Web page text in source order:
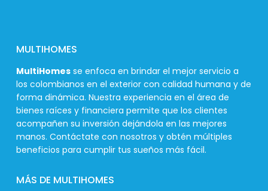
MULTIHOMES
MultiHomes se enfoca en brindar el mejor servicio a
los colombianos en el exterior con calidad humana y de
forma dinámica. Nuestra experiencia en el área de
bienes raíces y financiera permite que los clientes
acompañen su inversión dejándola en las mejores
manos. Contáctate con nosotros y obtén múltiples
beneficios para cumplir tus sueños más fácil.
MÁS DE MULTIHOMES